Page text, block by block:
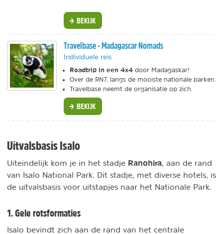
BEKIJK
Travelbase - Madagascar Nomads
Individuele reis
Roadtrip in een 4x4 door Madagaskar!
Over de RN7, langs de mooiste nationale parken.
Travelbase neemt de organisatie op zich.
BEKIJK
Uitvalsbasis Isalo
Uiteindelijk kom je in het stadje Ranohira , aan de rand
van Isalo National Park. Dit stadje, met diverse hotels, is
de uitvalsbasis voor uitstapjes naar het Nationale Park.
1. Gele rotsformaties
Isalo bevindt zich aan de rand van het centrale